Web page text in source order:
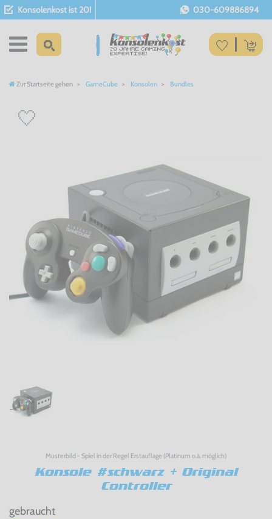
Konsolenkost ist 20! 030-609886894
Zur Startseite gehen GameCube Konsolen Bundles
Musterbild - Spiel in der Regel Erstauflage (Platinum o.ä. möglich)
Konsole #schwarz + Original
Controller
gebraucht